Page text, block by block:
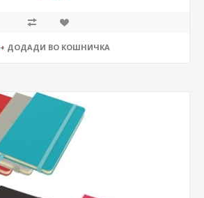
+ ДОДАДИ ВО КОШНИЧКА